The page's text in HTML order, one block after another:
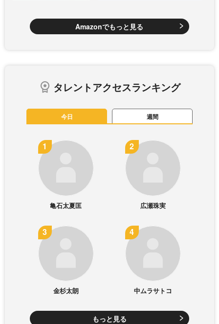
Amazonでもっと見る
タレントアクセスランキング
今日 週間
亀石太夏匡 広瀬珠実
金杉太朗 中ムラサトコ
もっと見る